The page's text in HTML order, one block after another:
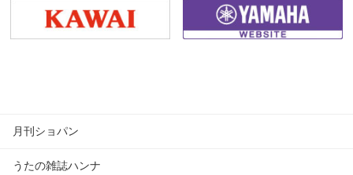
月刊ショパン
うたの雑誌ハンナ